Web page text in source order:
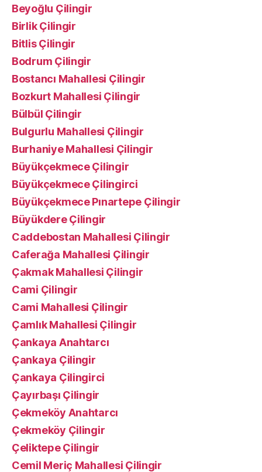
Beyoğlu Çilingir
Birlik Çilingir
Bitlis Çilingir
Bodrum Çilingir
Bostancı Mahallesi Çilingir
Bozkurt Mahallesi Çilingir
Bülbül Çilingir
Bulgurlu Mahallesi Çilingir
Burhaniye Mahallesi Çilingir
Büyükçekmece Çilingir
Büyükçekmece Çilingirci
Büyükçekmece Pınartepe Çilingir
Büyükdere Çilingir
Caddebostan Mahallesi Çilingir
Caferağa Mahallesi Çilingir
Çakmak Mahallesi Çilingir
Cami Çilingir
Cami Mahallesi Çilingir
Çamlık Mahallesi Çilingir
Çankaya Anahtarcı
Çankaya Çilingir
Çankaya Çilingirci
Çayırbaşı Çilingir
Çekmeköy Anahtarcı
Çekmeköy Çilingir
Çeliktepe Çilingir
Cemil Meriç Mahallesi Çilingir